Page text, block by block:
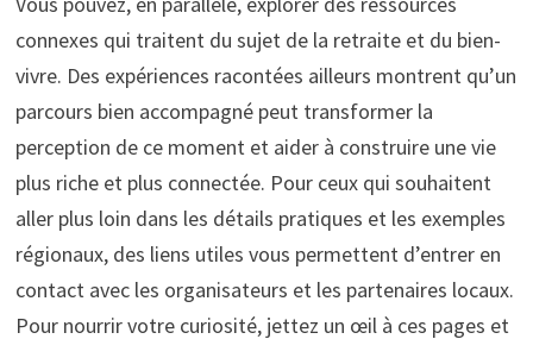
connexes qui traitent du sujet de la retraite et du bien-
vivre. Des expériences racontées ailleurs montrent qu’un
parcours bien accompagné peut transformer la
perception de ce moment et aider à construire une vie
plus riche et plus connectée. Pour ceux qui souhaitent
aller plus loin dans les détails pratiques et les exemples
régionaux, des liens utiles vous permettent d’entrer en
contact avec les organisateurs et les partenaires locaux.
Pour nourrir votre curiosité, jettez un œil à ces pages et